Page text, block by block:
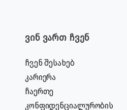
ვინ ვართ ჩვენ
ჩვენ შესახებ
კარიერა
ჩაერთე
კონფიდენციალურობის